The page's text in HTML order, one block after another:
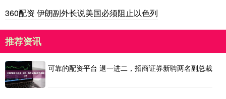
360配资 伊朗副外长说美国必须阻止以色列
推荐资讯
可靠的配资平台 退一进二，招商证券新聘两名副总裁